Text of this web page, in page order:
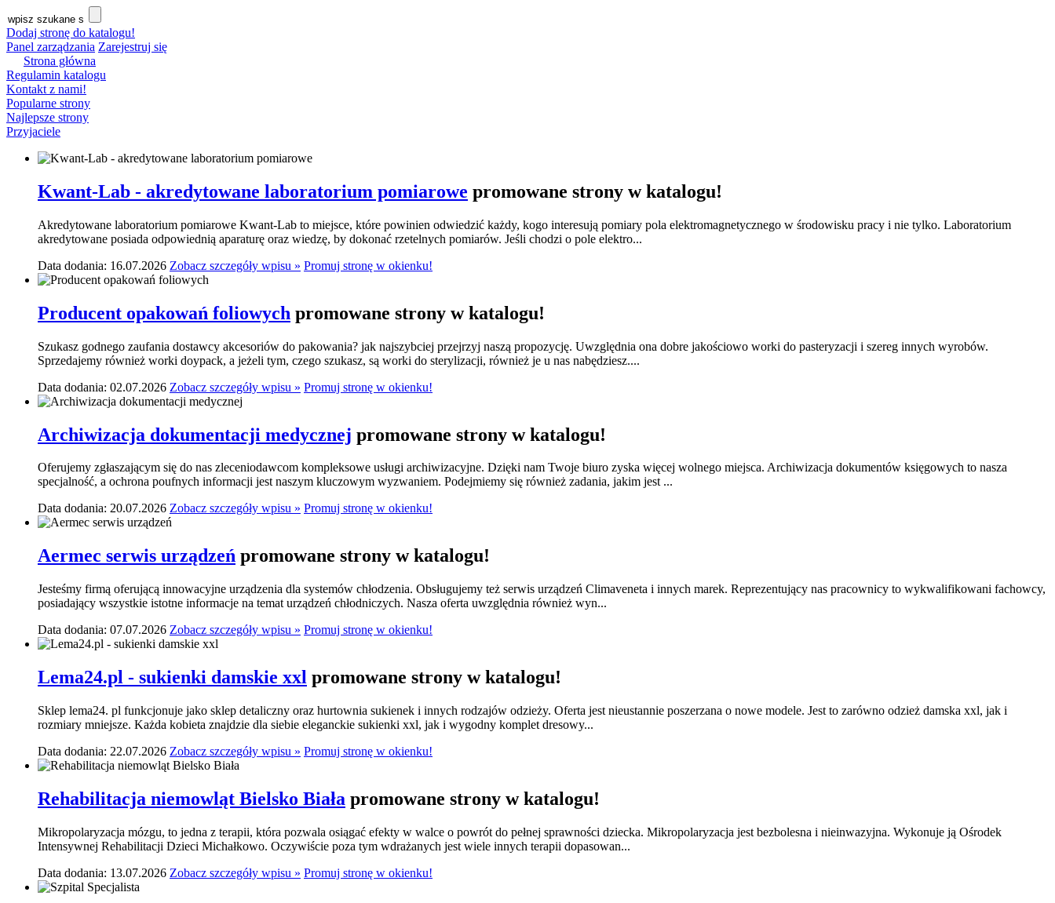
Dodaj stronę do katalogu!
Panel zarządzania Zarejestruj się
Strona główna
Regulamin katalogu
Kontakt z nami!
Popularne strony
Najlepsze strony
Przyjaciele
Kwant-Lab - akredytowane laboratorium pomiarowe promowane strony w katalogu!
Akredytowane laboratorium pomiarowe Kwant-Lab to miejsce, które powinien odwiedzić każdy, kogo interesują pomiary pola elektromagnetycznego w środowisku pracy i nie tylko. Laboratorium
akredytowane posiada odpowiednią aparaturę oraz wiedzę, by dokonać rzetelnych pomiarów. Jeśli chodzi o pole elektro...
Data dodania: 16.07.2026 Zobacz szczegóły wpisu » Promuj stronę w okienku!
Producent opakowań foliowych promowane strony w katalogu!
Szukasz godnego zaufania dostawcy akcesoriów do pakowania? jak najszybciej przejrzyj naszą propozycję. Uwzględnia ona dobre jakościowo worki do pasteryzacji i szereg innych wyrobów.
Sprzedajemy również worki doypack, a jeżeli tym, czego szukasz, są worki do sterylizacji, również je u nas nabędziesz....
Data dodania: 02.07.2026 Zobacz szczegóły wpisu » Promuj stronę w okienku!
Archiwizacja dokumentacji medycznej promowane strony w katalogu!
Oferujemy zgłaszającym się do nas zleceniodawcom kompleksowe usługi archiwizacyjne. Dzięki nam Twoje biuro zyska więcej wolnego miejsca. Archiwizacja dokumentów księgowych to nasza
specjalność, a ochrona poufnych informacji jest naszym kluczowym wyzwaniem. Podejmiemy się również zadania, jakim jest ...
Data dodania: 20.07.2026 Zobacz szczegóły wpisu » Promuj stronę w okienku!
Aermec serwis urządzeń promowane strony w katalogu!
Jesteśmy firmą oferującą innowacyjne urządzenia dla systemów chłodzenia. Obsługujemy też serwis urządzeń Climaveneta i innych marek. Reprezentujący nas pracownicy to wykwalifikowani fachowcy,
posiadający wszystkie istotne informacje na temat urządzeń chłodniczych. Nasza oferta uwzględnia również wyn...
Data dodania: 07.07.2026 Zobacz szczegóły wpisu » Promuj stronę w okienku!
Lema24.pl - sukienki damskie xxl promowane strony w katalogu!
Sklep lema24. pl funkcjonuje jako sklep detaliczny oraz hurtownia sukienek i innych rodzajów odzieży. Oferta jest nieustannie poszerzana o nowe modele. Jest to zarówno odzież damska xxl, jak i
rozmiary mniejsze. Każda kobieta znajdzie dla siebie eleganckie sukienki xxl, jak i wygodny komplet dresowy...
Data dodania: 22.07.2026 Zobacz szczegóły wpisu » Promuj stronę w okienku!
Rehabilitacja niemowląt Bielsko Biała promowane strony w katalogu!
Mikropolaryzacja mózgu, to jedna z terapii, która pozwala osiągać efekty w walce o powrót do pełnej sprawności dziecka. Mikropolaryzacja jest bezbolesna i nieinwazyjna. Wykonuje ją Ośrodek
Intensywnej Rehabilitacji Dzieci Michałkowo. Oczywiście poza tym wdrażanych jest wiele innych terapii dopasowan...
Data dodania: 13.07.2026 Zobacz szczegóły wpisu » Promuj stronę w okienku!